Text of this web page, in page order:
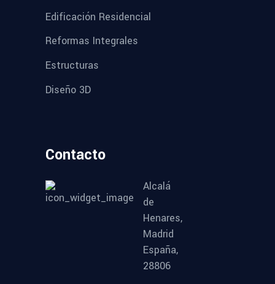
Edificación Residencial
Reformas Integrales
Estructuras
Diseño 3D
Contacto
Alcalá
de
Henares,
Madrid
España,
28806